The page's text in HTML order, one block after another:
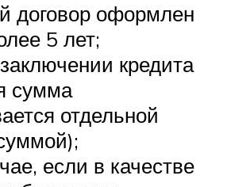
договор оформлен
5 лет;
кредита
сумма
отдельной
если в качестве